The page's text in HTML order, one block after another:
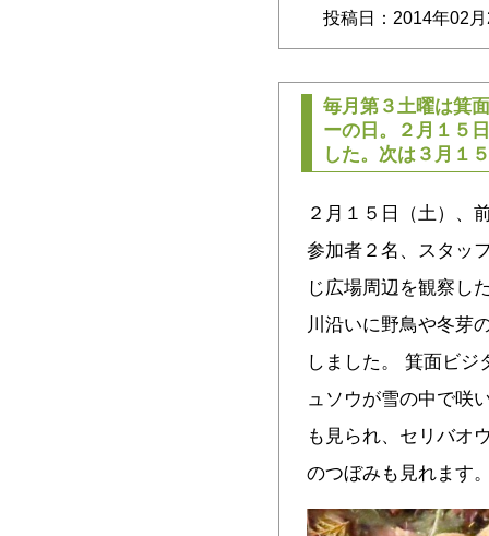
投稿日：2014年02
毎月第３土曜は箕
ーの日。２月１５
した。次は３月１
２月１５日（土）、
参加者２名、スタッ
じ広場周辺を観察し
川沿いに野鳥や冬芽
しました。 箕面ビジ
ュソウが雪の中で咲
も見られ、セリバオ
のつぼみも見れます